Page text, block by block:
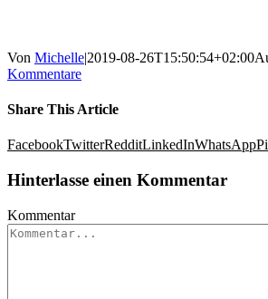
Von Michelle|2019-08-26T15:50:54+02:00
Kommentare
Share This Article
FacebookTwitterRedditLinkedInWhatsApp
Hinterlasse einen Kommentar
Kommentar